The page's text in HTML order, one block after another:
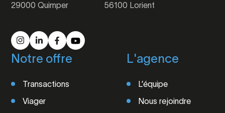
29000 Quimper
56100 Lorient
Notre offre
Transactions
Viager
L'agence
L’équipe
Nous rejoindre